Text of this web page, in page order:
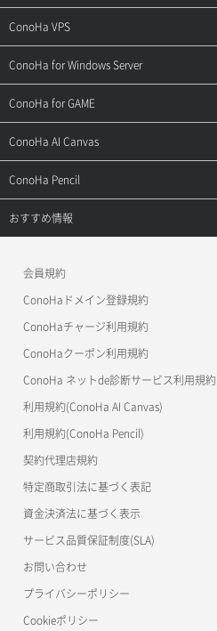
ご契約・お支払い
用語集
お問い合わせ
サポートトップ
ご利用ガイド
お乗り換えガイド
よくある質問
ConoHa VPS
サポートトップ
ご利用ガイド
APIドキュメントVPS2.0
APIドキュメントVPS3.0
ConoHa for Windows Server
サポートトップ
ご利用ガイド
APIドキュメントVPS2.0
APIドキュメントVPS3.0
ConoHa for GAME
サポートトップ
ご利用ガイド
ConoHa AI Canvas
サポートトップ
ご利用ガイド
ConoHa Pencil
サポートトップ
おすすめ情報
美雲このは徹底ガイド
会員規約
ConoHaドメイン登録規約
ConoHaチャージ利用規約
ConoHaクーポン利用規約
ConoHa ネットde診断サービス利用規約
利用規約(ConoHa AI Canvas)
利用規約(ConoHa Pencil)
契約代理店規約
特定商取引法に基づく表記
資金決済法に基づく表示
サービス品質保証制度(SLA)
お問い合わせ
プライバシーポリシー
Cookieポリシー